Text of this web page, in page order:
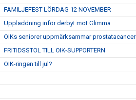
FAMILJEFEST LÖRDAG 12 NOVEMBER
Uppladdning inför derbyt mot Glimma
OIKs seniorer uppmärksammar prostatacancer
FRITIDSSTOL TILL OIK-SUPPORTERN
OIK-ringen till jul?